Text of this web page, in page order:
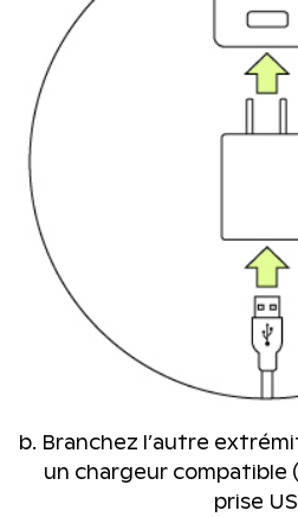
b. Branchez l’autre
un chargeur compatible
prise